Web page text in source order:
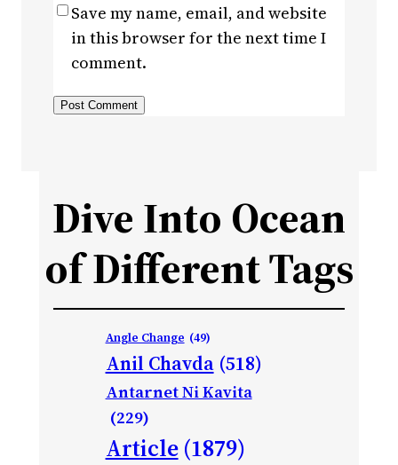
Save my name, email, and website
in this browser for the next time I
comment.
Dive Into Ocean
of Different Tags
Angle Change (49)
Anil Chavda (518)
Antarnet Ni Kavita
(229)
Article (1879)